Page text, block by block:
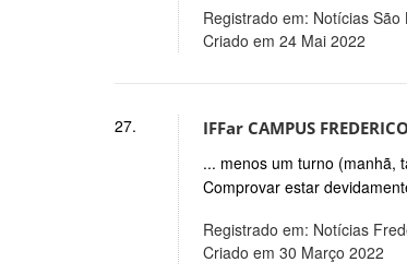
Registrado em: Notícias São
Criado em 24 Mai 2022
IFFar CAMPUS
... menos um turno (manhã,
Comprovar estar
Registrado em: Notícias
Criado em 30 Março 2022
27.